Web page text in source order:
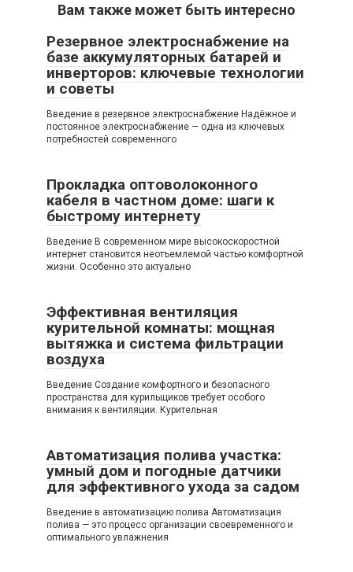
Вам также может быть интересно
Резервное электроснабжение на
базе аккумуляторных батарей и
инверторов: ключевые технологии
и советы
Введение в резервное электроснабжение Надёжное и
постоянное электроснабжение — одна из ключевых
потребностей современного
Прокладка оптоволоконного
кабеля в частном доме: шаги к
быстрому интернету
Введение В современном мире высокоскоростной
интернет становится неотъемлемой частью комфортной
жизни. Особенно это актуально
Эффективная вентиляция
курительной комнаты: мощная
вытяжка и система фильтрации
воздуха
Введение Создание комфортного и безопасного
пространства для курильщиков требует особого
внимания к вентиляции. Курительная
Автоматизация полива участка:
умный дом и погодные датчики
для эффективного ухода за садом
Введение в автоматизацию полива Автоматизация
полива — это процесс организации своевременного и
оптимального увлажнения